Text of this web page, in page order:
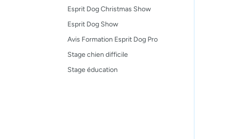
Esprit Dog Christmas Show
Esprit Dog Show
Avis Formation Esprit Dog Pro
Stage chien difficile
Stage éducation